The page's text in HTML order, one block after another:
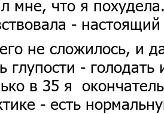
мне, что я
- настоящий
не сложилось, и
глупости -
в 35 я
- есть